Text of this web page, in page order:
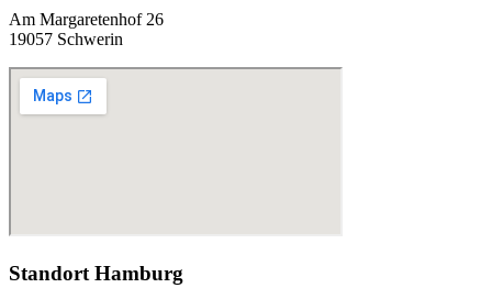
Am Margaretenhof 26
19057 Schwerin
Standort Hamburg